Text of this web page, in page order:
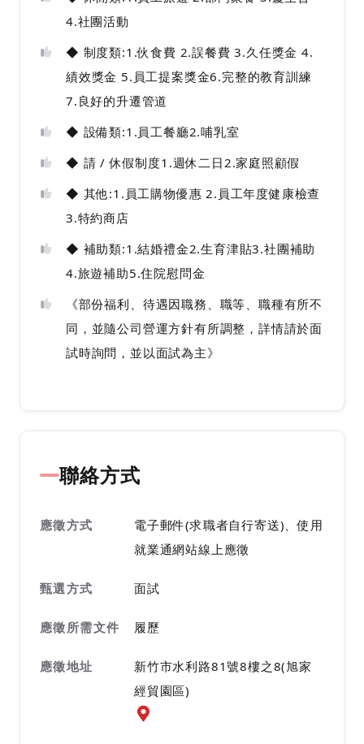
4.社團活動
◆ 制度類:1.伙食費 2.誤餐費 3.久任獎金 4.
績效獎金 5.員工提案獎金6.完整的教育訓練
7.良好的升遷管道
◆ 設備類:1.員工餐廳2.哺乳室
◆ 請 / 休假制度1.週休二日2.家庭照顧假
◆ 其他:1.員工購物優惠 2.員工年度健康檢查
3.特約商店
◆ 補助類:1.結婚禮金2.生育津貼3.社團補助
4.旅遊補助5.住院慰問金
《部份福利、待遇因職務、職等、職種有所不
同，並隨公司營運方針有所調整，詳情請於面
試時詢問，並以面試為主》
聯絡方式
應徵方式
電子郵件(求職者自行寄送)、使用
就業通網站線上應徵
甄選方式 面試
應徵所需文件 履歷
應徵地址
新竹市水利路81號8樓之8(旭家
經貿園區)
應徵地址地圖『另開新視窗』